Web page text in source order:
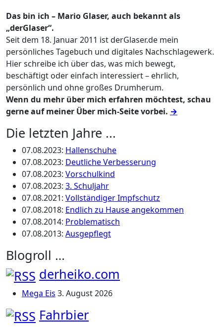
Das bin ich – Mario Glaser, auch bekannt als
„derGlaser“.
Seit dem 18. Januar 2011 ist derGlaser.de mein
persönliches Tagebuch und digitales Nachschlagewerk.
Hier schreibe ich über das, was mich bewegt,
beschäftigt oder einfach interessiert – ehrlich,
persönlich und ohne großes Drumherum.
Wenn du mehr über mich erfahren möchtest, schau
gerne auf meiner Über mich-Seite vorbei. →
Die letzten Jahre ...
07.08.2023: Hallenschuhe
07.08.2023: Deutliche Verbesserung
07.08.2023: Vorschulkind
07.08.2023: 3. Schuljahr
07.08.2021: Vollständiger Impfschutz
07.08.2018: Endlich zu Hause angekommen
07.08.2014: Problematisch
07.08.2013: Ausgepflegt
Blogroll …
derheiko.com
Mega Eis 3. August 2026
Fahrbier